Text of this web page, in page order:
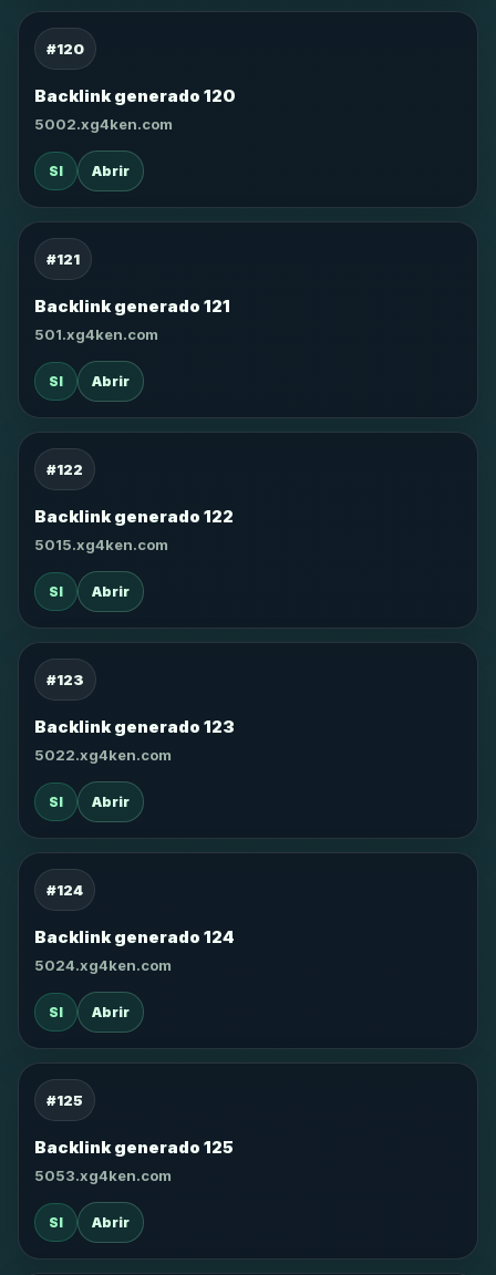
#120
Backlink generado 120
5002.xg4ken.com
SI Abrir
#121
Backlink generado 121
501.xg4ken.com
SI Abrir
#122
Backlink generado 122
5015.xg4ken.com
SI Abrir
#123
Backlink generado 123
5022.xg4ken.com
SI Abrir
#124
Backlink generado 124
5024.xg4ken.com
SI Abrir
#125
Backlink generado 125
5053.xg4ken.com
SI Abrir